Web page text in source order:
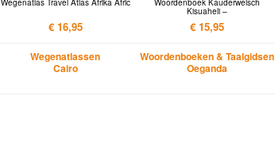
€ 16,95
Wegenatlassen
Cairo
Kisuaheli –
€ 15,95
Woordenboeken & Taalgidsen
Oeganda